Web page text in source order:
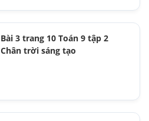
Bài 3 trang 10 Toán 9 tập 2
Chân trời sáng tạo